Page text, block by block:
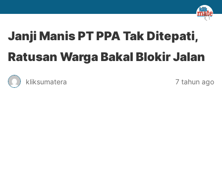
Janji Manis PT PPA Tak Ditepati,
Ratusan Warga Bakal Blokir Jalan
kliksumatera 7 tahun ago